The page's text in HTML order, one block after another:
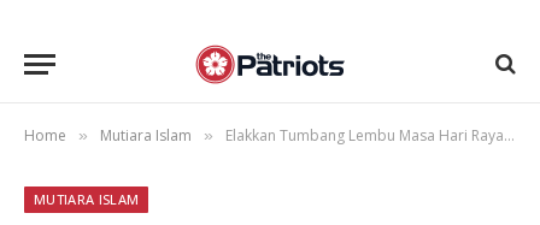
Home » Mutiara Islam » Elakkan Tumbang Lembu Masa Hari Raya Korban – Anaz Zubedy
MUTIARA ISLAM